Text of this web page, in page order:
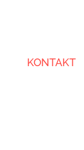
KONTAKT